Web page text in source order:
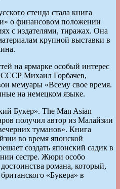
стенда стала книга
о финансовом положении
с издателями, тиражах. Она
крупной выставки в
на ярмарке особый интерес
СССР Михаил Горбачев,
мемуары «Всему свое время.
на немецком языке.
Букер». Тhe Man Asian
получил автор из Малайзии
туманов». Книга
во время японской
создать японский садик в
сестре. Жюри особо
романа, который,
«Букера» в